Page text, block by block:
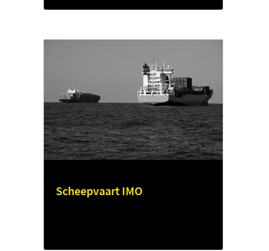
Scheepvaart IMO